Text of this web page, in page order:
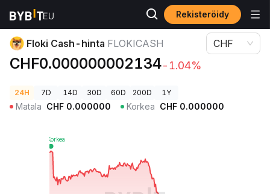
Rekisteröidy
Kryptohinnat Floki Cash-hinta FLOKICASH
Floki Cash-hinta FLOKICASH
CHF0.000000002134-1.04%
CHF
24H 7D 14D 30D 60D 200D 1Y
Matala CHF 0.000000 Korkea CHF 0.000000